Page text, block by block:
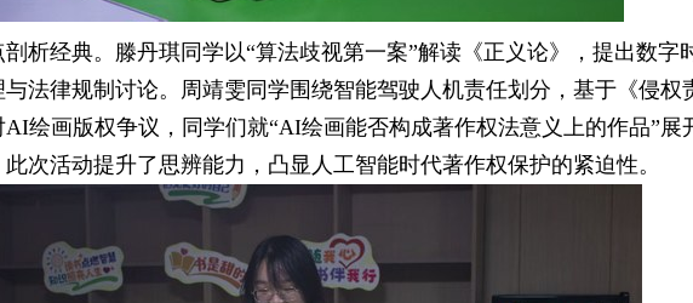
析经典。滕丹琪同学以“算法歧视第一案”解读《正义论》，提出数字
法律规制讨论。周靖雯同学围绕智能驾驶人机责任划分，基于《侵权
绘画版权争议，同学们就“AI绘画能否构成著作权法意义上的作品”展
次活动提升了思辨能力，凸显人工智能时代著作权保护的紧迫性。